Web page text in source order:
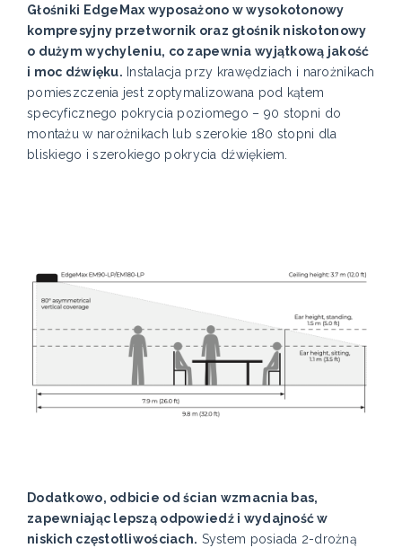
Głośniki EdgeMax wyposażono w wysokotonowy
kompresyjny przetwornik oraz głośnik niskotonowy
o dużym wychyleniu, co zapewnia wyjątkową jakość
i moc dźwięku. Instalacja przy krawędziach i narożnikach
pomieszczenia jest zoptymalizowana pod kątem
specyficznego pokrycia poziomego – 90 stopni do
montażu w narożnikach lub szerokie 180 stopni dla
bliskiego i szerokiego pokrycia dźwiękiem.
Dodatkowo, odbicie od ścian wzmacnia bas,
zapewniając lepszą odpowiedź i wydajność w
niskich częstotliwościach. System posiada 2-drożną